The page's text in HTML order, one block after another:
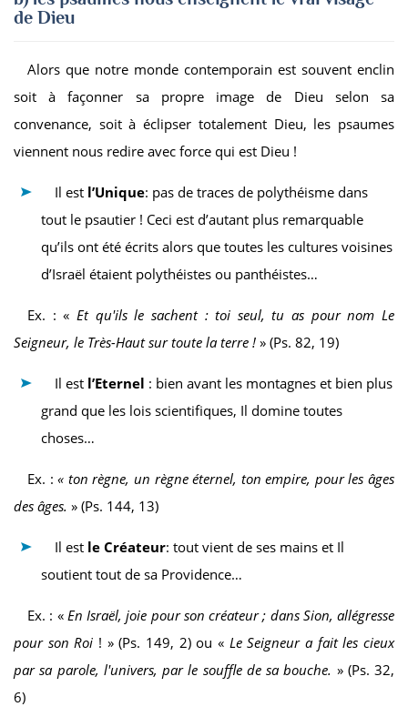
de Dieu
Alors que notre monde contemporain est souvent enclin
soit à façonner sa propre image de Dieu selon sa
convenance, soit à éclipser totalement Dieu, les psaumes
viennent nous redire avec force qui est Dieu !
Il est l’Unique: pas de traces de polythéisme dans
tout le psautier ! Ceci est d’autant plus remarquable
qu’ils ont été écrits alors que toutes les cultures voisines
d’Israël étaient polythéistes ou panthéistes…
Ex. : « Et qu'ils le sachent : toi seul, tu as pour nom Le
Seigneur, le Très-Haut sur toute la terre ! » (Ps. 82, 19)
Il est l’Eternel : bien avant les montagnes et bien plus
grand que les lois scientifiques, Il domine toutes
choses…
Ex. :« ton règne, un règne éternel, ton empire, pour les âges
des âges. » (Ps. 144, 13)
Il est le Créateur: tout vient de ses mains et Il
soutient tout de sa Providence…
Ex. : « En Israël, joie pour son créateur ; dans Sion, allégresse
pour son Roi ! » (Ps. 149, 2) ou « Le Seigneur a fait les cieux
par sa parole, l'univers, par le souffle de sa bouche. » (Ps. 32,
6)